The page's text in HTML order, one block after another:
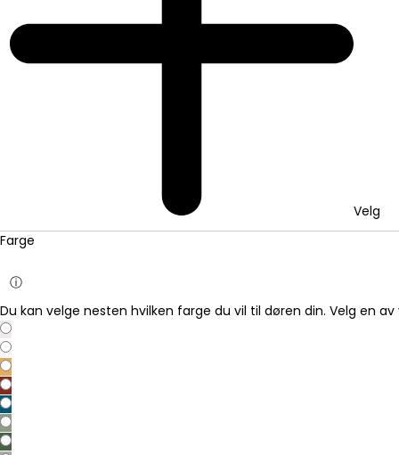
Velg
Farge
ⓘ
Du kan velge nesten hvilken farge du vil til døren din. Velg en